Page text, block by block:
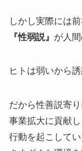
しかし実際には
『性弱説』 が人
ヒトは弱いから
だから性善説寄
事業拡大に貢献し
行動を起こして